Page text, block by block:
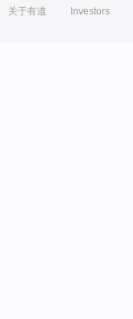
关于有道 Investors